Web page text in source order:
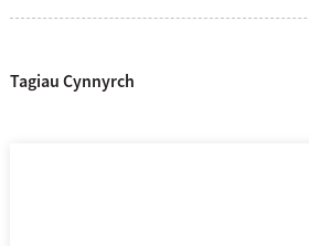
Tagiau Cynnyrch